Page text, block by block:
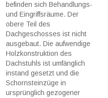
befinden sich Behandlungs-
und Eingriffsräume. Der
obere Teil des
Dachgeschosses ist nicht
ausgebaut. Die aufwendige
Holzkonstruktion des
Dachstuhls ist umfänglich
instand gesetzt und die
Schornsteinzüge in
ursprünglich gezogener